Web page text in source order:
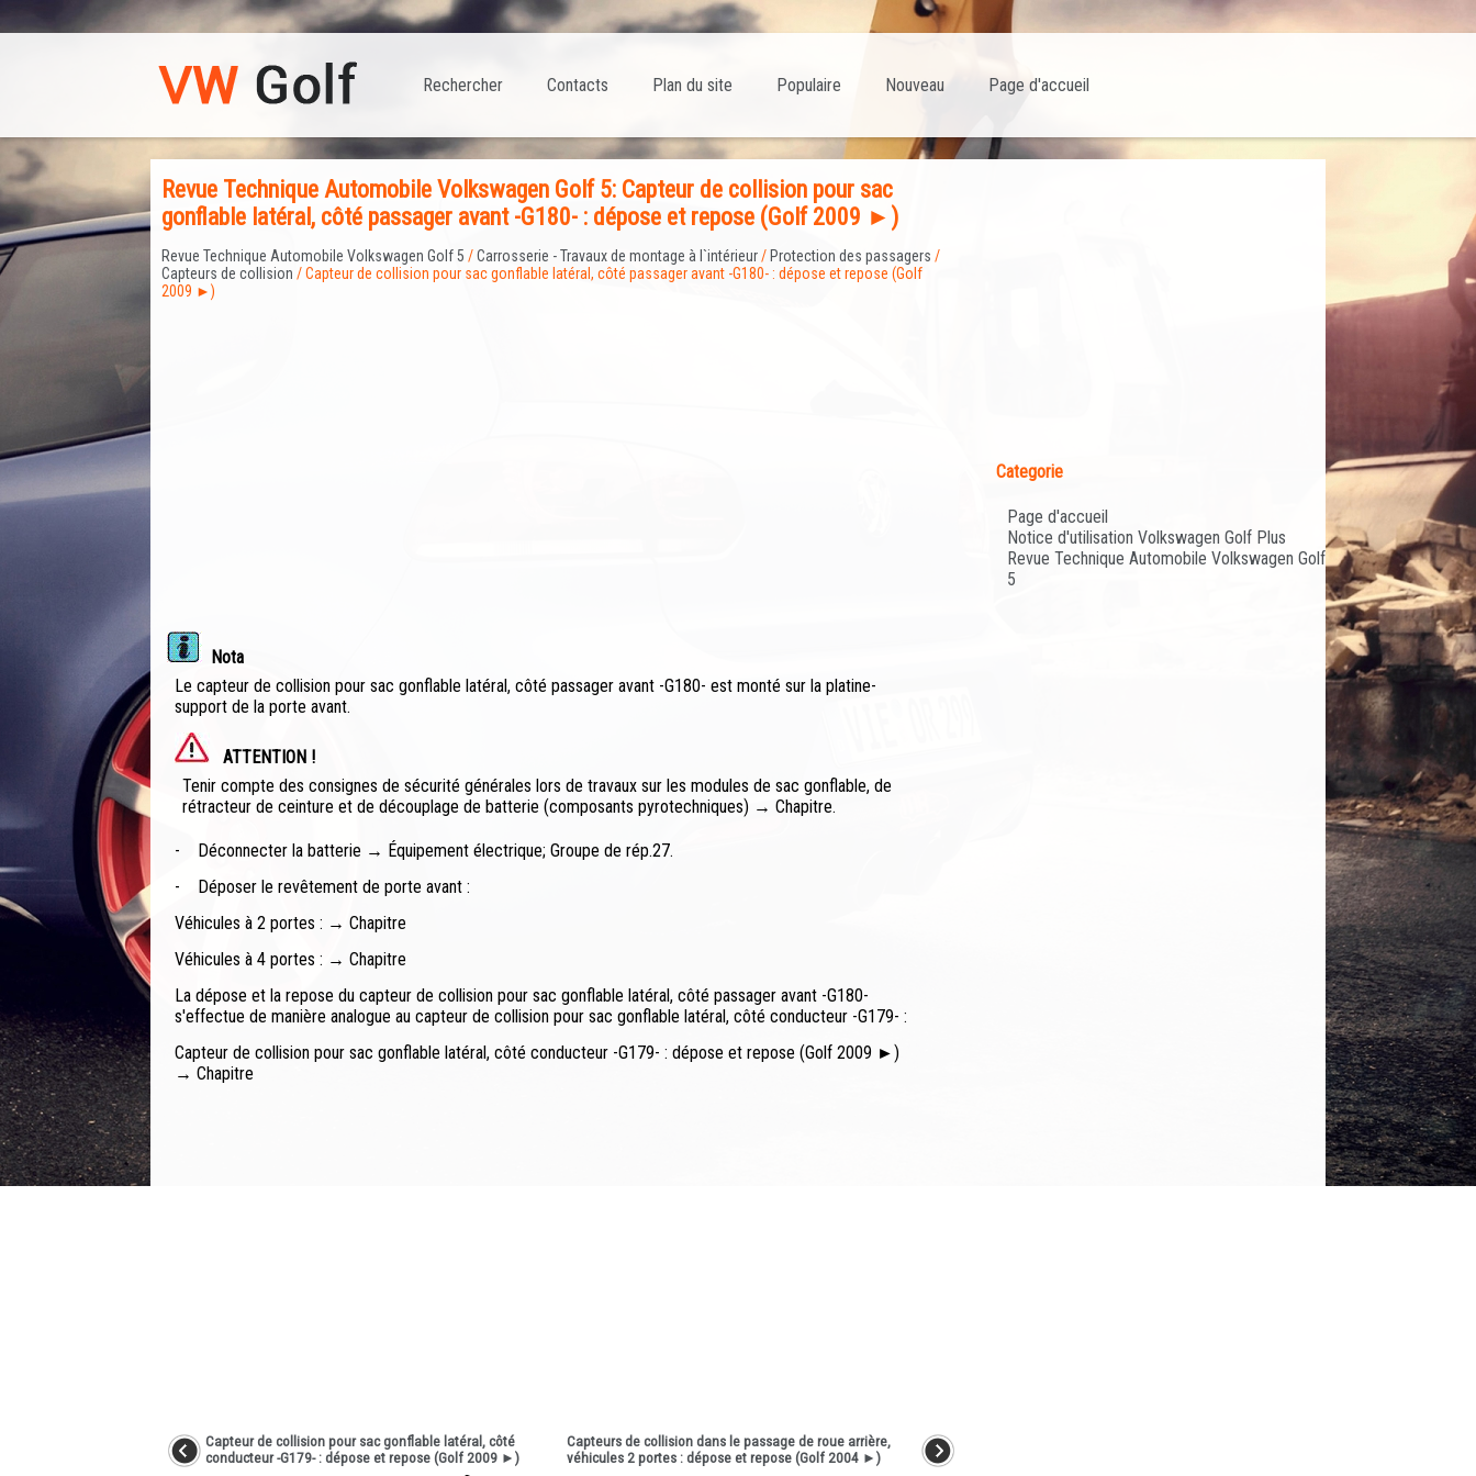
Page d'accueil
Nouveau
Populaire
Plan du site
Contacts
Rechercher
Revue Technique Automobile Volkswagen Golf 5: Capteur de collision pour sac
gonflable latéral, côté passager avant -G180- : dépose et repose (Golf 2009 ►)
Revue Technique Automobile Volkswagen Golf 5 /Carrosserie - Travaux de montage à l`intérieur/ Protection des passagers /
Capteurs de collision / Capteur de collision pour sac gonflable latéral, côté passager avant -G180- : dépose et repose (Golf
2009 ►)
Nota
Le capteur de collision pour sac gonflable latéral, côté passager avant -G180- est monté sur la platine-
support de la porte avant.
ATTENTION !
Tenir compte des consignes de sécurité générales lors de travaux sur les modules de sac gonflable, de
rétracteur de ceinture et de découplage de batterie (composants pyrotechniques) → Chapitre.
-
Déconnecter la batterie → Équipement électrique; Groupe de rép.27.
-
Déposer le revêtement de porte avant :
Véhicules à 2 portes : → Chapitre
Véhicules à 4 portes : → Chapitre
La dépose et la repose du capteur de collision pour sac gonflable latéral, côté passager avant -G180-
s'effectue de manière analogue au capteur de collision pour sac gonflable latéral, côté conducteur -G179- :
Capteur de collision pour sac gonflable latéral, côté conducteur -G179- : dépose et repose (Golf 2009 ►)
→ Chapitre
Capteur de collision pour sac gonflable latéral, côté
conducteur -G179- : dépose et repose (Golf 2009 ►)
Capteurs de collision dans le passage de roue arrière,
véhicules 2 portes : dépose et repose (Golf 2004 ►)
Categorie
Page d'accueil
Notice d'utilisation Volkswagen Golf Plus
Revue Technique Automobile Volkswagen Golf
5